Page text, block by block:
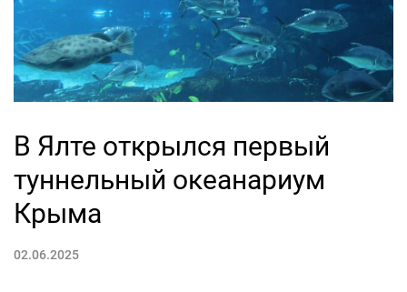
В Ялте открылся первый
туннельный океанариум
Крыма
02.06.2025